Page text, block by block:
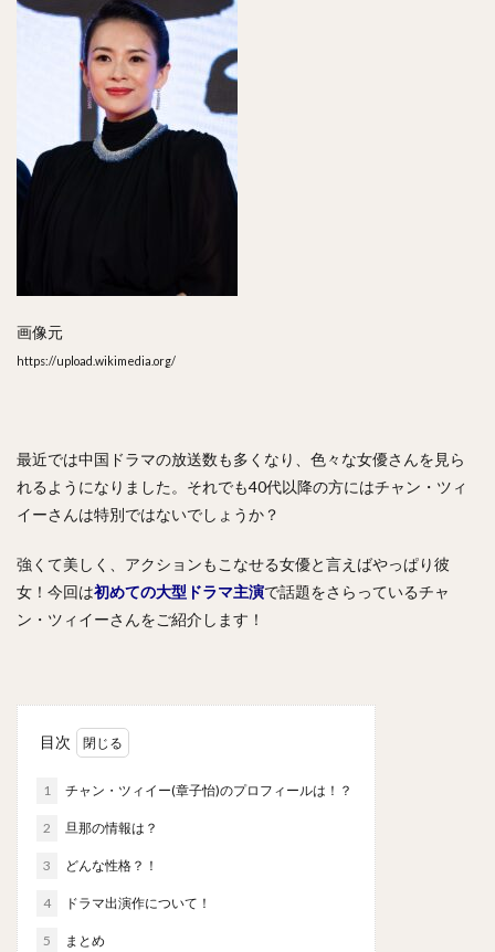
画像元
https://upload.wikimedia.org/
最近では中国ドラマの放送数も多くなり、色々な女優さんを見ら
れるようになりました。それでも40代以降の方にはチャン・ツィ
イーさんは特別ではないでしょうか？
強くて美しく、アクションもこなせる女優と言えばやっぱり彼
女！今回は初めての大型ドラマ主演で話題をさらっているチャ
ン・ツィイーさんをご紹介します！
目次
1 チャン・ツィイー(章子怡)のプロフィールは！？
2 旦那の情報は？
3 どんな性格？！
4 ドラマ出演作について！
5 まとめ